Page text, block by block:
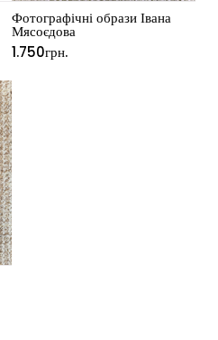
Фотографічні образи Івана
Мясоєдова
1.750грн.